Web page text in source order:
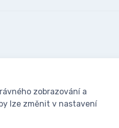
zobrazování a
lze změnit v nastavení